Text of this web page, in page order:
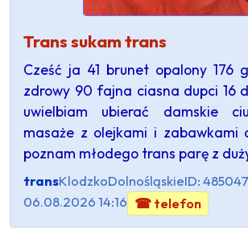
Trans sukam trans
Cześć ja 41 brunet opalony 176
zdrowy 90 fajna ciasna dupci 16
uwielbiam ubierać damskie
masaże z olejkami i zabawkami
poznam młodego trans parę z
transKlodzkoDolnośląskieID: 485047
06.08.2026 14:16 ☎ telefon